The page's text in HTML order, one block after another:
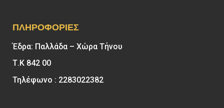
ΠΛΗΡΟΦΟΡΊΕΣ
Έδρα: Παλλάδα – Χώρα Τήνου
Τ.Κ 842 00
Τηλέφωνο : 2283022382